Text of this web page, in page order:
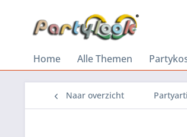
Home Alle Themen
Naar overzicht